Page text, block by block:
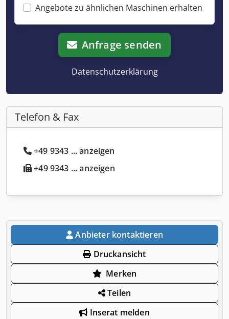
Angebote zu ähnlichen Maschinen erhalten
Anfrage senden
Datenschutzerklärung
Telefon & Fax
+49 9343 ... anzeigen
+49 9343 ... anzeigen
Anbieter kontaktieren
Druckansicht
Merken
Teilen
Inserat melden